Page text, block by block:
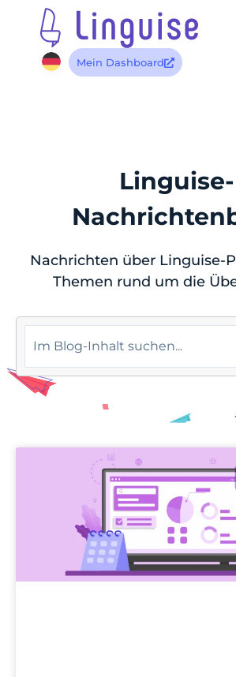
Mein Dashboard
Linguise-
Nachrichten über Linguise-
Themen rund um die